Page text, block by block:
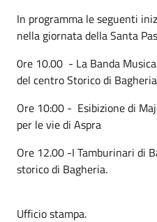
In programma le seguenti
nella giornata della Santa
0re 10.00 - La Banda
del centro Storico di
Ore 10:00 - Esibizione di
per le vie di Aspra
Ore 12.00 -I Tamburinari di
storico di Bagheria.
Ufficio stampa.